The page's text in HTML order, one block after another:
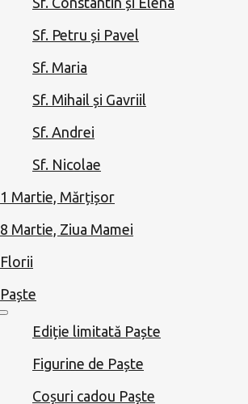
Sf. Petru și Pavel
Sf. Maria
Sf. Mihail și Gavriil
Sf. Andrei
Sf. Nicolae
1 Martie, Mărțișor
8 Martie, Ziua Mamei
Florii
Paște
Ediție limitată Paște
Figurine de Paște
Coșuri cadou Paște